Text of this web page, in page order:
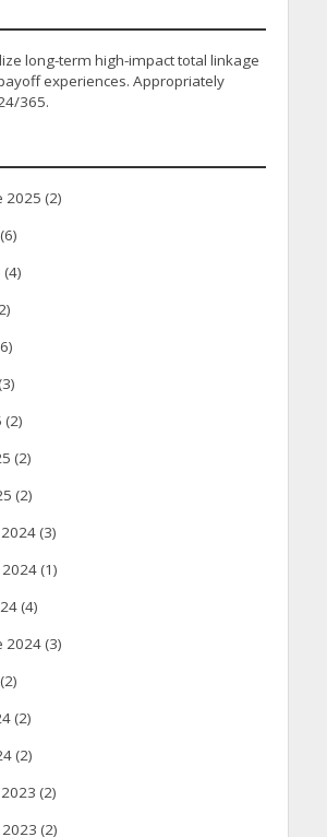
long-term high-impact total linkage
experiences. Appropriately
365.
2025 (2)
(6)
(4)
(2)
(2)
(2)
(3)
(1)
(4)
2024(3)
(2)
(2)
(2)
(2)